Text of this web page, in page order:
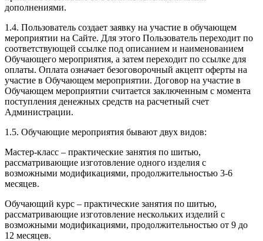
дополнениями.
1.4. Пользователь создает заявку на участие в обучающем
мероприятии на Сайте. Для этого Пользователь переходит по
соответствующей ссылке под описанием и наименованием
Обучающего мероприятия, а затем переходит по ссылке для
оплаты. Оплата означает безоговорочный акцепт оферты на
участие в Обучающем мероприятии. Договор на участие в
Обучающем мероприятии считается заключенным с момента
поступления денежных средств на расчетный счет
Администрации.
1.5. Обучающие мероприятия бывают двух видов:
Мастер-класс – практические занятия по шитью,
рассматривающие изготовление одного изделия с
возможными модификациями, продолжительностью 3-6
месяцев.
Обучающий курс – практические занятия по шитью,
рассматривающие изготовление нескольких изделий с
возможными модификациями, продолжительностью от 9 до
12 месяцев.